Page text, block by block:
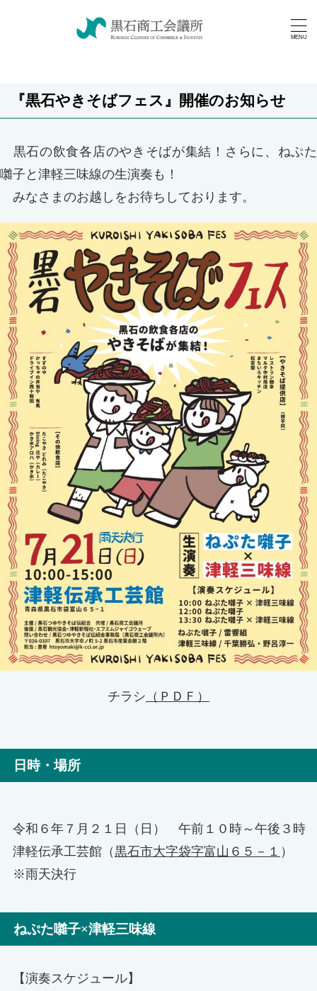
『黒石やきそばフェス』開催のお知らせ
黒石の飲食各店のやきそばが集結！さらに、ねぷた
囃子と津軽三味線の生演奏も！
みなさまのお越しをお待ちしております。
チラシ （ＰＤＦ）
日時・場所
令和６年７月２１日（日） 午前１０時～午後３時
津軽伝承工芸館（黒石市大字袋字富山６５－１ ）
※雨天決行
ねぷた囃子×津軽三味線
【演奏スケジュール】